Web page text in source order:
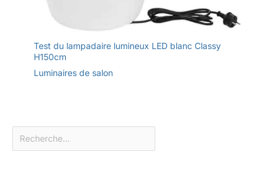
Test du lampadaire lumineux LED blanc Classy
H150cm
Luminaires de salon